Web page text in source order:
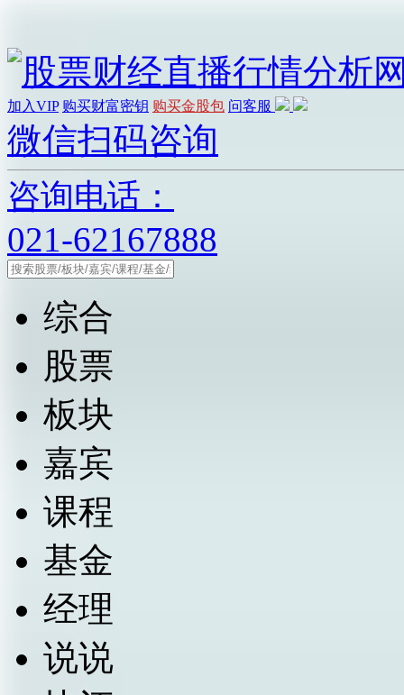
加入VIP 购买财富密钥 购买金股包 问客服
微信扫码咨询
咨询电话：
021-62167888
综合
股票
板块
嘉宾
课程
基金
经理
说说